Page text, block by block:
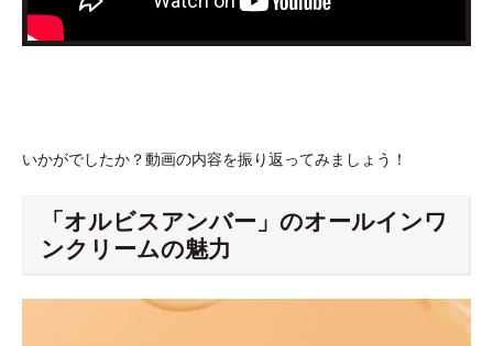
いかがでしたか？動画の内容を振り返ってみましょう！
「オルビスアンバー」のオールインワ
ンクリームの魅力